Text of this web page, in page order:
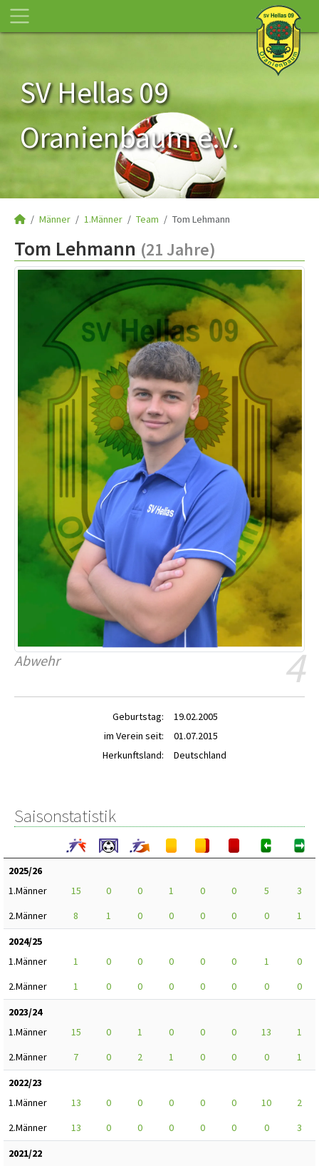
SV Hellas 09
Oranienbaum e.V.
Männer 1.Männer Team Tom Lehmann
Tom Lehmann (21 Jahre)
4
Abwehr
Geburtstag:
19.02.2005
im Verein seit:
01.07.2015
Herkunftsland:
Deutschland
Saisonstatistik
2025/26
1.Männer
15 0 0 1 0 0 5
3
2.Männer
8 1 0 0 0 0 0
1
2024/25
1.Männer
1 0 0 0 0 0 1
0
2.Männer
1 0 0 0 0 0 0
0
2023/24
1.Männer
15 0 1 0 0 0 13
1
2.Männer
7 0 2 1 0 0 0
1
2022/23
1.Männer
13 0 0 0 0 0 10
2
2.Männer
13 0 0 0 0 0 0
3
2021/22